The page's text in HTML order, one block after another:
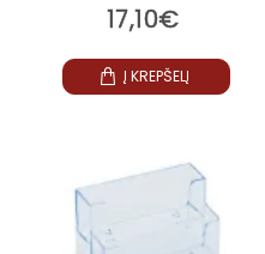
17,10€
Į KREPŠELĮ